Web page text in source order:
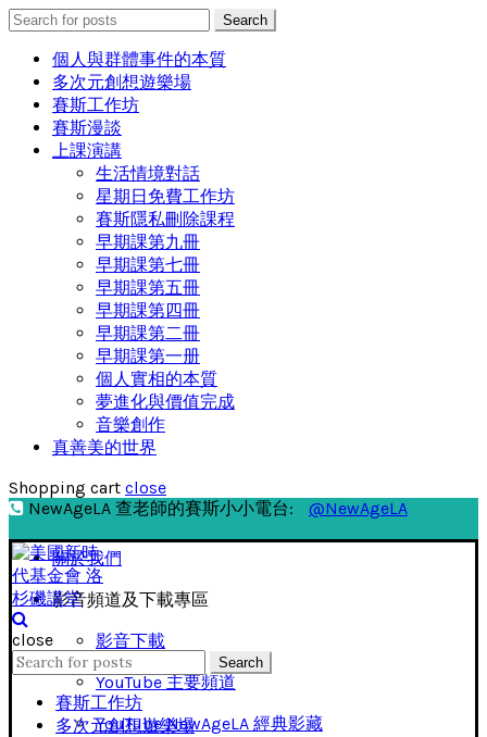
Search
for:
Search
個人與群體事件的本質
多次元創想遊樂場
賽斯工作坊
賽斯漫談
上課演講
生活情境對話
星期日免費工作坊
賽斯隱私刪除課程
早期課第九冊
早期課第七冊
早期課第五冊
早期課第四冊
早期課第二冊
早期課第一册
個人實相的本質
夢進化與價值完成
音樂創作
真善美的世界
Shopping cart close
NewAgeLA 查老師的賽斯小小電台:
@NewAgeLA
關於我們
影音頻道及下載專區
影音下載
YouTube 主要頻道
YouTube NewAgeLA 經典影藏
close
Search
for:
Search
賽斯工作坊
多次元創想遊樂場